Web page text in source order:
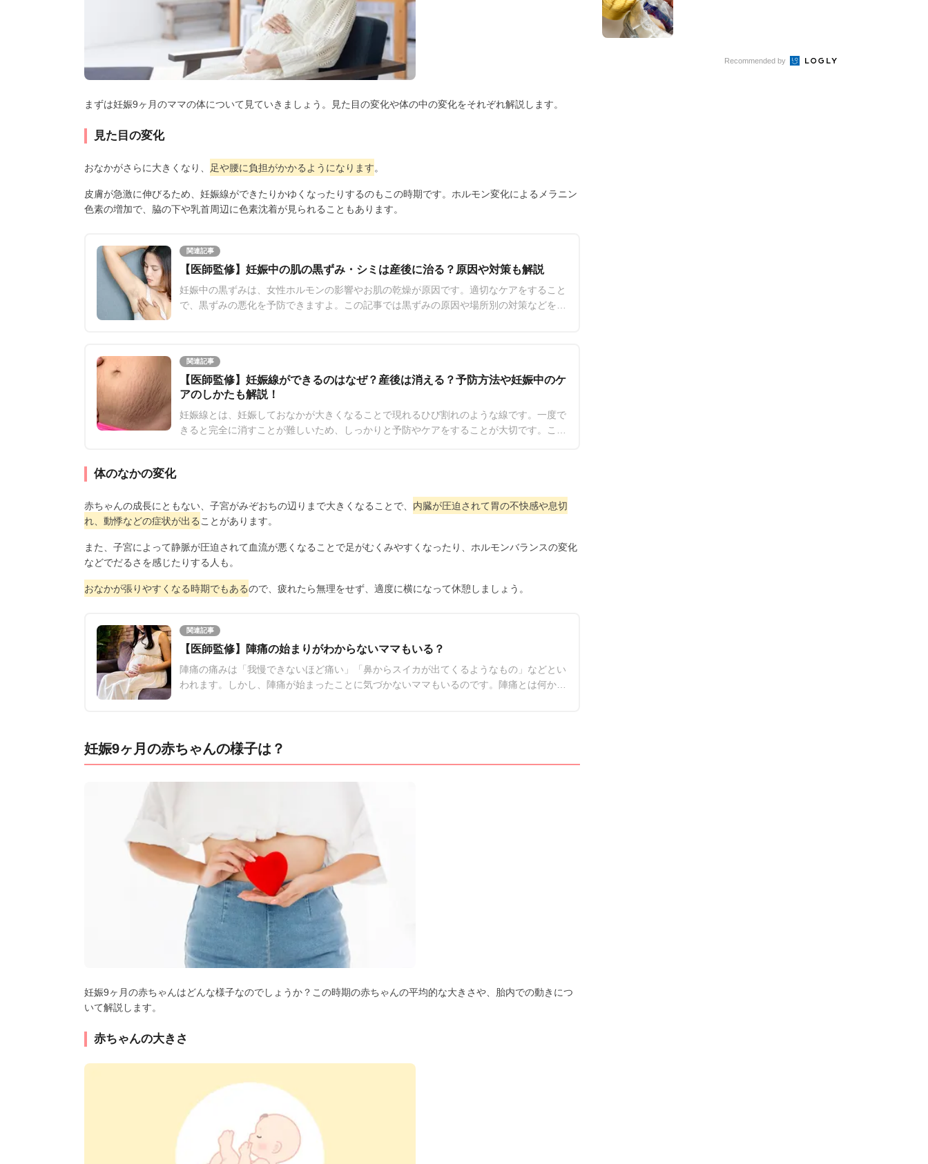
まずは妊娠9ヶ月のママの体について見ていきましょう。見た目の変化や体の中の変化をそれぞれ解説します。
見た目の変化
おなかがさらに大きくなり、 足や腰に負担がかかるようになります。
皮膚が急激に伸びるため、妊娠線ができたりかゆくなったりするのもこの時期です。ホルモン変化によるメラニン
色素の増加で、脇の下や乳首周辺に色素沈着が見られることもあります。
関連記事
【医師監修】妊娠中の肌の黒ずみ・シミは産後に治る？原因や対策も解説
妊娠中の黒ずみは、女性ホルモンの影響やお肌の乾燥が原因です。適切なケアをすること
で、黒ずみの悪化を予防できますよ。この記事では黒ずみの原因や場所別の対策などを解
関連記事
【医師監修】妊娠線ができるのはなぜ？産後は消える？予防方法や妊娠中のケ
アのしかたも解説！
妊娠線とは、妊娠しておなかが大きくなることで現れるひび割れのような線です。一度で
きると完全に消すことが難しいため、しっかりと予防やケアをすることが大切です。この
体のなかの変化
赤ちゃんの成長にともない、子宮がみぞおちの辺りまで大きくなることで、 内臓が圧迫されて胃の不快感や息切
れ、動悸などの症状が出る ことがあります。
また、子宮によって静脈が圧迫されて血流が悪くなることで足がむくみやすくなったり、ホルモンバランスの変化
などでだるさを感じたりする人も。
おなかが張りやすくなる時期でもあるので、疲れたら無理をせず、適度に横になって休憩しましょう。
関連記事
【医師監修】陣痛の始まりがわからないママもいる？
陣痛の痛みは「我慢できないほど痛い」「鼻からスイカが出てくるようなもの」などとい
われます。しかし、陣痛が始まったことに気づかないママもいるのです。陣痛とは何か、
妊娠9ヶ月の赤ちゃんの様子は？
妊娠9ヶ月の赤ちゃんはどんな様子なのでしょうか？この時期の赤ちゃんの平均的な大きさや、胎内での動きにつ
いて解説します。
赤ちゃんの大きさ
Recommended by